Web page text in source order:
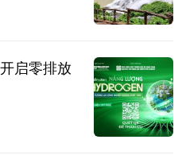
启零排放